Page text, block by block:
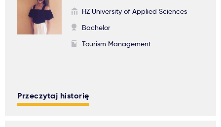
HZ University of Applied Sciences
Bachelor
Tourism Management
Przeczytaj historię